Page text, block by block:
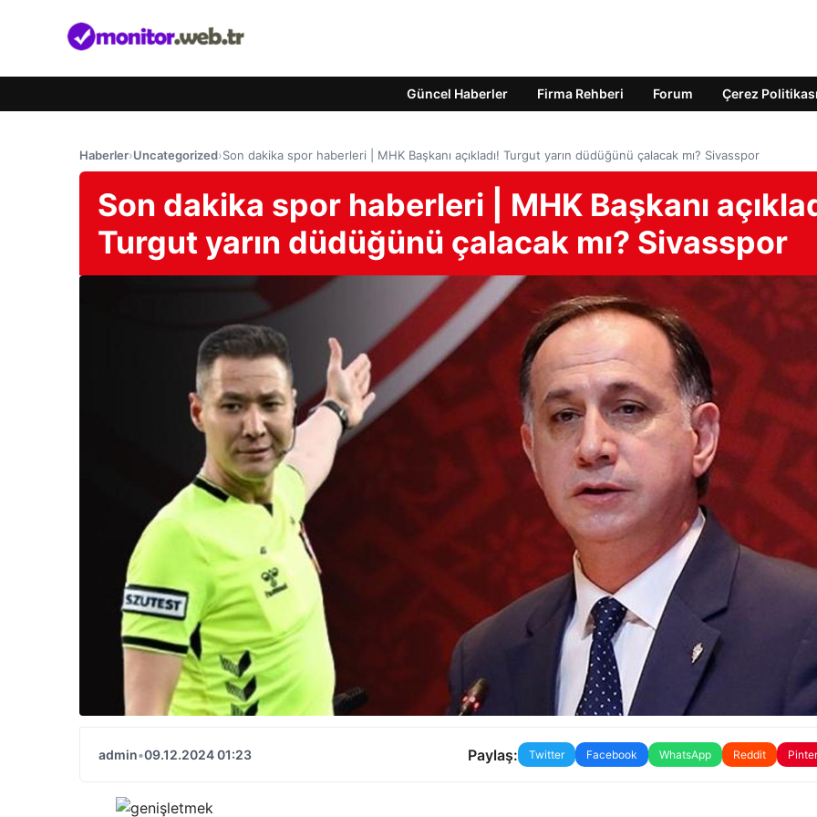
Güncel Haberler Firma Rehberi Forum Çerez Politikası
Haberler›Uncategorized›Son dakika spor haberleri | MHK Başkanı açıkladı! Turgut yarın düdüğünü çalacak mı? Sivasspor
Son dakika spor haberleri | MHK Başkanı
Turgut yarın düdüğünü çalacak mı? Sivasspor
admin•09.12.2024 01:23 Paylaş: Twitter Facebook WhatsApp Reddit